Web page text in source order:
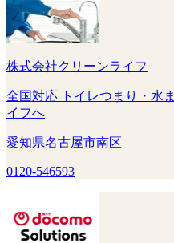
株式会社クリーンライフ
全国対応 トイレつまり・水
イフへ
愛知県名古屋市南区
0120-546593